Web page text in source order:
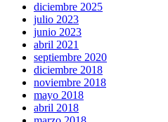
diciembre 2025
julio 2023
junio 2023
abril 2021
septiembre 2020
diciembre 2018
noviembre 2018
mayo 2018
abril 2018